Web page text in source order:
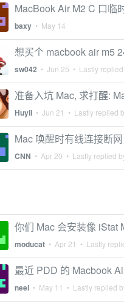
MacBook Air M2 C 口临
baxy • May 14
想买个 macbook air m5
sw042 • Jun 25 • Lastly
准备入坑 Mac, 求打醒:
Huyii • Jun 21 • Lastly replied
Mac 唤醒时有线连接断
CNN • Apr 20 • Lastly replied
你们 Mac 会安装像 iStat
moducat • Apr 21 • Lastly
最近 PDD 的 Macbook
neel • May 11 • Lastly replied